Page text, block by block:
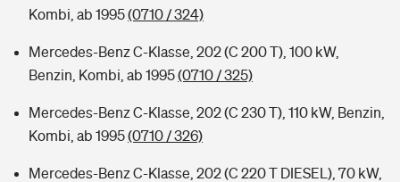
Kombi, ab 1995(0710 / 324)
Mercedes-Benz C-Klasse, 202 (C 200 T), 100 kW,
Benzin, Kombi, ab 1995(0710 / 325)
Mercedes-Benz C-Klasse, 202 (C 230 T), 110 kW, Benzin,
Kombi, ab 1995(0710 / 326)
Mercedes-Benz C-Klasse, 202 (C 220 T DIESEL), 70 kW,